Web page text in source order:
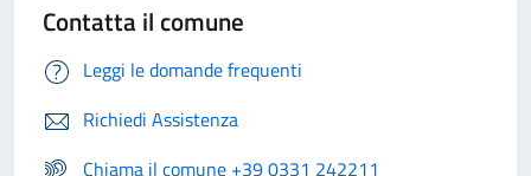
Contatta il comune
Leggi le domande frequenti
Richiedi Assistenza
Chiama il comune +39 0331 242211